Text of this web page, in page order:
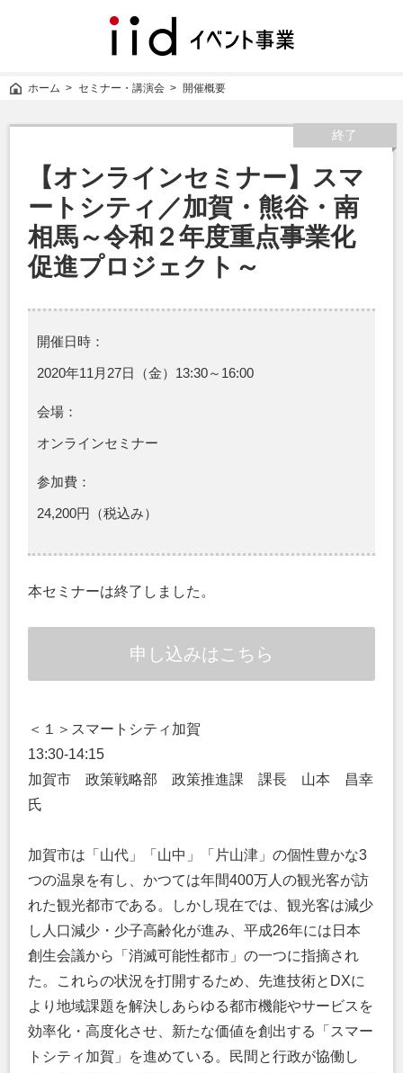
iid
ベ
ト
業
ホーム セミナー・講演会 開催概要
終了
【オンラインセミナー】スマ
ートシティ／加賀・熊谷・南
相馬～令和２年度重点事業化
促進プロジェクト～
開催日時：
2020年11月27日（金）13:30～16:00
会場：
オンラインセミナー
参加費：
24,200円（税込み）
本セミナーは終了しました。
申し込みはこちら
＜１＞スマートシティ加賀
13:30-14:15
加賀市 政策戦略部 政策推進課 課長 山本 昌幸
氏
加賀市は「山代」「山中」「片山津」の個性豊かな3
つの温泉を有し、かつては年間400万人の観光客が訪
れた観光都市である。しかし現在では、観光客は減少
し人口減少・少子高齢化が進み、平成26年には日本
創生会議から「消滅可能性都市」の一つに指摘され
た。これらの状況を打開するため、先進技術とDXに
より地域課題を解決しあらゆる都市機能やサービスを
効率化・高度化させ、新たな価値を創出する「スマー
トシティ加賀」を進めている。民間と行政が協働し